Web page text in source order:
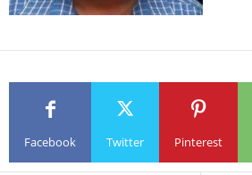
Facebook Twitter Pinterest